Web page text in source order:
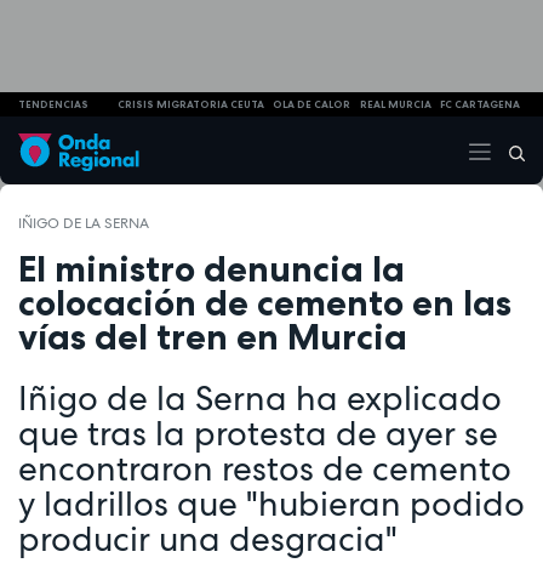
TENDENCIAS CRISIS MIGRATORIA CEUTA OLA DE CALOR REAL MURCIA FC CARTAGENA
IÑIGO DE LA SERNA
El ministro denuncia la
colocación de cemento en las
vías del tren en Murcia
Iñigo de la Serna ha explicado
que tras la protesta de ayer se
encontraron restos de cemento
y ladrillos que "hubieran podido
producir una desgracia"